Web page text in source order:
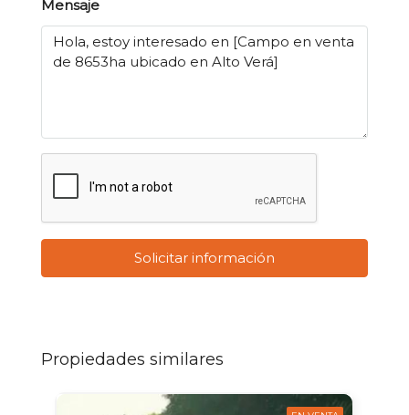
Mensaje
Solicitar información
Propiedades similares